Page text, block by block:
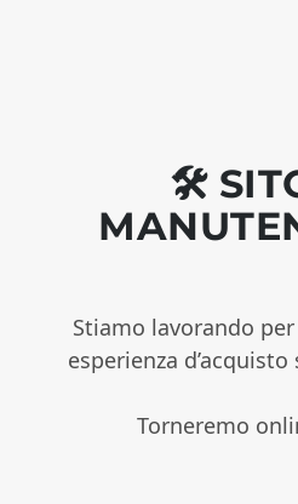
🛠
Stiamo lavorando
esperienza d’acquisto
Torneremo